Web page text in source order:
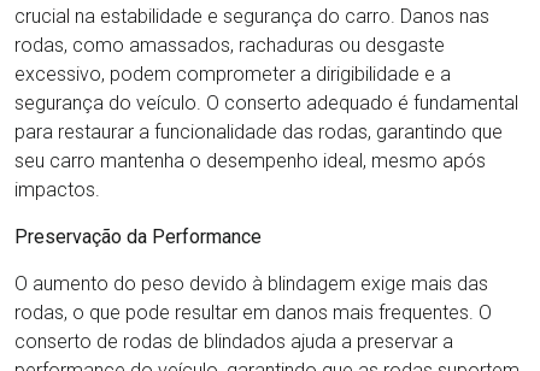
crucial na estabilidade e segurança do carro. Danos nas
rodas, como amassados, rachaduras ou desgaste
excessivo, podem comprometer a dirigibilidade e a
segurança do veículo. O conserto adequado é fundamental
para restaurar a funcionalidade das rodas, garantindo que
seu carro mantenha o desempenho ideal, mesmo após
impactos.
Preservação da Performance
O aumento do peso devido à blindagem exige mais das
rodas, o que pode resultar em danos mais frequentes. O
conserto de rodas de blindados ajuda a preservar a